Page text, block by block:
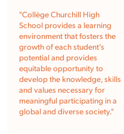
"Collège Churchill High
School provides a learning
environment that fosters the
growth of each student’s
potential and provides
equitable opportunity to
develop the knowledge, skills
and values necessary for
meaningful participating in a
global and diverse society."